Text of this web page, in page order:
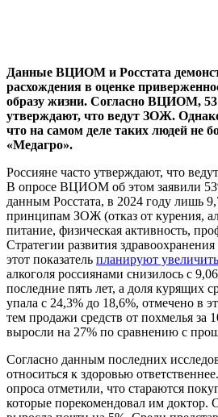
Данные ВЦИОМ и Росстата
расхождения в оценке
образу жизни. Согласно ВЦИОМ,
утверждают, что ведут ЗОЖ.
что на самом деле таких людей не
«Медагро».
Россияне часто утверждают, что
В опросе ВЦИОМ об этом заявили
данным Росстата, в 2024 году лишь
принципам ЗОЖ (отказ от курения,
питание, физическая активность,
Стратегии развития
этот показатель планируют увеличить
алкоголя россиянами снизилось с
последние пять лет, а доля курящих
упала с 24,3% до 18,6%, отмечено в
тем продажи средств от похмелья за
выросли на 27% по сравнению с
Согласно данным последних
относиться к здоровью
опроса отметили, что стараются
которые порекомендовал им доктор.